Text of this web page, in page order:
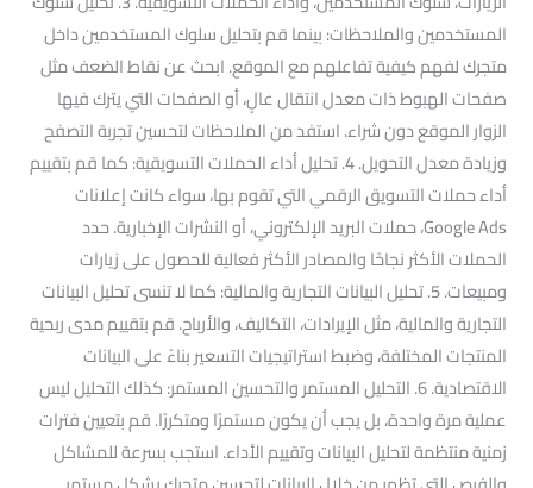
المستخدمين والملاحظات: بينما قم بتحليل سلوك المستخدمين داخل
متجرك لفهم كيفية تفاعلهم مع الموقع. ابحث عن نقاط الضعف مثل
صفحات الهبوط ذات معدل انتقال عالٍ، أو الصفحات التي يترك فيها
الزوار الموقع دون شراء. استفد من الملاحظات لتحسين تجربة التصفح
وزيادة معدل التحويل. 4. تحليل أداء الحملات التسويقية: كما قم بتقييم
أداء حملات التسويق الرقمي التي تقوم بها، سواء كانت إعلانات
Google Ads، حملات البريد الإلكتروني، أو النشرات الإخبارية. حدد
الحملات الأكثر نجاحًا والمصادر الأكثر فعالية للحصول على زيارات
ومبيعات. 5. تحليل البيانات التجارية والمالية: كما لا تنسى تحليل البيانات
التجارية والمالية، مثل الإيرادات، التكاليف، والأرباح. قم بتقييم مدى ربحية
المنتجات المختلفة، وضبط استراتيجيات التسعير بناءً على البيانات
الاقتصادية. 6. التحليل المستمر والتحسين المستمر: كذلك التحليل ليس
عملية مرة واحدة، بل يجب أن يكون مستمرًا ومتكررًا. قم بتعيين فترات
زمنية منتظمة لتحليل البيانات وتقييم الأداء. استجب بسرعة للمشاكل